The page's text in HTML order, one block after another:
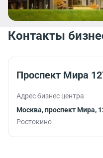
Контакты
Проспект Мира
Адрес бизнес центра
Москва, проспект Мира,
Ростокино